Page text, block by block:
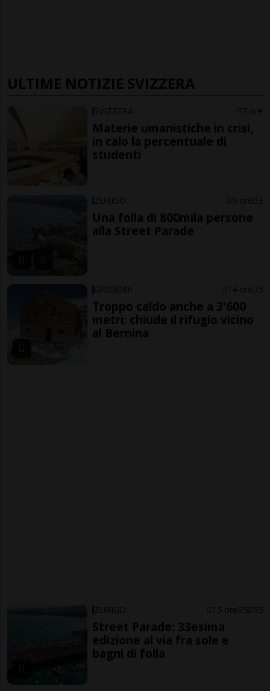
ULTIME NOTIZIE SVIZZERA
SVIZZERA 7 ore
Materie umanistiche in crisi,
in calo la percentuale di
studenti
ZURIGO 9 ore 3
Una folla di 800mila persone
alla Street Parade
GRIGIONI 14 ore 5
Troppo caldo anche a 3'600
metri: chiude il rifugio vicino
al Bernina
ZURIGO 15 ore 5 55
Street Parade: 33esima
edizione al via fra sole e
bagni di folla